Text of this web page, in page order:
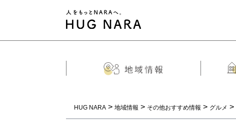
HUG NARA > 地域情報 > その他おすすめ情報 > グルメ >